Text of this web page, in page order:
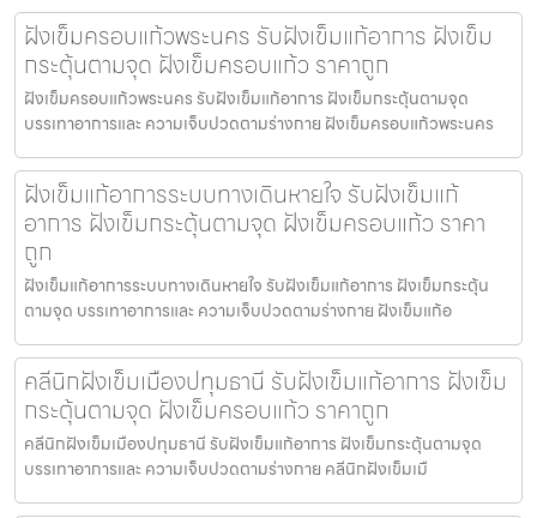
ฝังเข็มครอบแก้วพระนคร รับฝังเข็มแก้อาการ ฝังเข็ม
กระตุ้นตามจุด ฝังเข็มครอบแก้ว ราคาถูก
ฝังเข็มครอบแก้วพระนคร รับฝังเข็มแก้อาการ ฝังเข็มกระตุ้นตามจุด
บรรเทาอาการและ ความเจ็บปวดตามร่างกาย ฝังเข็มครอบแก้วพระนคร
ฝังเข็มแก้อาการระบบทางเดินหายใจ รับฝังเข็มแก้
อาการ ฝังเข็มกระตุ้นตามจุด ฝังเข็มครอบแก้ว ราคา
ถูก
ฝังเข็มแก้อาการระบบทางเดินหายใจ รับฝังเข็มแก้อาการ ฝังเข็มกระตุ้น
ตามจุด บรรเทาอาการและ ความเจ็บปวดตามร่างกาย ฝังเข็มแก้อ
คลีนิกฝังเข็มเมืองปทุมธานี รับฝังเข็มแก้อาการ ฝังเข็ม
กระตุ้นตามจุด ฝังเข็มครอบแก้ว ราคาถูก
คลีนิกฝังเข็มเมืองปทุมธานี รับฝังเข็มแก้อาการ ฝังเข็มกระตุ้นตามจุด
บรรเทาอาการและ ความเจ็บปวดตามร่างกาย คลีนิกฝังเข็มเมื